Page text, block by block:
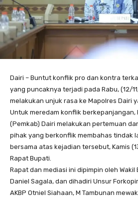
Dairi – Buntut konflik pro dan kontra
yang puncaknya terjadi pada Rabu, (12/
melakukan unjuk rasa ke Mapolres Dairi
Untuk meredam konflik berkepanjangan,
(Pemkab) Dairi melakukan pertemuan
pihak yang berkonflik membahas tindak
bersama atas kejadian tersebut, Kamis
Rapat Bupati.
Rapat dan mediasi ini dipimpin oleh Wakil
Daniel Sagala, dan dihadiri Unsur
AKBP Otniel Siahaan, M Tambunan